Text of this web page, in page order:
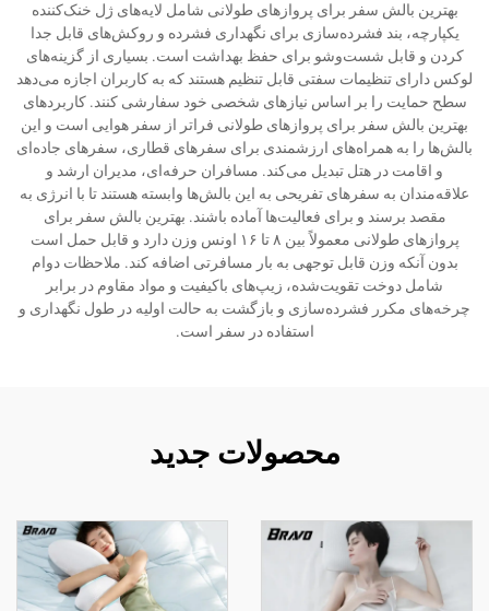
بهترین بالش سفر برای پروازهای طولانی شامل لایه‌های ژل خنک‌کننده
یکپارچه، بند فشرده‌سازی برای نگهداری فشرده و روکش‌های قابل جدا
کردن و قابل شست‌وشو برای حفظ بهداشت است. بسیاری از گزینه‌های
لوکس دارای تنظیمات سفتی قابل تنظیم هستند که به کاربران اجازه می‌دهد
سطح حمایت را بر اساس نیازهای شخصی خود سفارشی کنند. کاربردهای
بهترین بالش سفر برای پروازهای طولانی فراتر از سفر هوایی است و این
بالش‌ها را به همراه‌های ارزشمندی برای سفرهای قطاری، سفرهای جاده‌ای
و اقامت در هتل تبدیل می‌کند. مسافران حرفه‌ای، مدیران ارشد و
علاقه‌مندان به سفرهای تفریحی به این بالش‌ها وابسته هستند تا با انرژی به
مقصد برسند و برای فعالیت‌ها آماده باشند. بهترین بالش سفر برای
پروازهای طولانی معمولاً بین ۸ تا ۱۶ اونس وزن دارد و قابل حمل است
بدون آنکه وزن قابل توجهی به بار مسافرتی اضافه کند. ملاحظات دوام
شامل دوخت تقویت‌شده، زیپ‌های باکیفیت و مواد مقاوم در برابر
چرخه‌های مکرر فشرده‌سازی و بازگشت به حالت اولیه در طول نگهداری و
استفاده در سفر است.
محصولات جدید